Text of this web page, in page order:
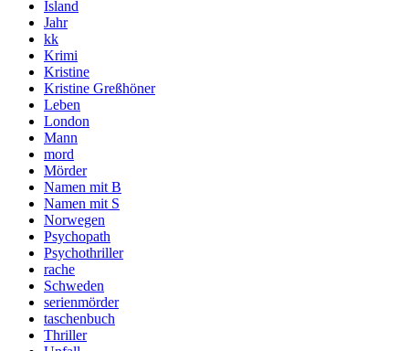
Island
Jahr
kk
Krimi
Kristine
Kristine Greßhöner
Leben
London
Mann
mord
Mörder
Namen mit B
Namen mit S
Norwegen
Psychopath
Psychothriller
rache
Schweden
serienmörder
taschenbuch
Thriller